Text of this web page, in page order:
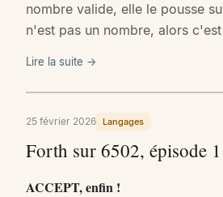
nombre valide, elle le pousse
n'est pas un nombre, alors
Lire la suite →
25 février 2026 Langages
Forth sur 6502, épisode
ACCEPT, enfin !